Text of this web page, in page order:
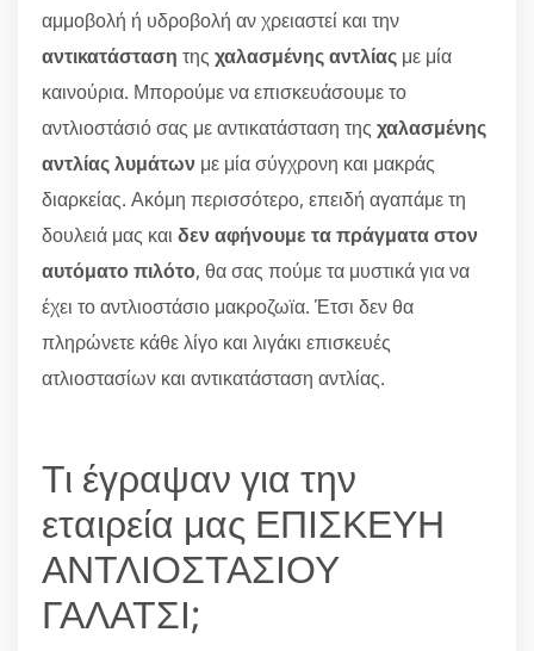
αμμοβολή ή υδροβολή αν χρειαστεί και την
αντικατάσταση της χαλασμένης αντλίας με μία
καινούρια. Μπορούμε να επισκευάσουμε το
αντλιοστάσιό σας με αντικατάσταση της χαλασμένης
αντλίας λυμάτων με μία σύγχρονη και μακράς
διαρκείας. Ακόμη περισσότερο, επειδή αγαπάμε τη
δουλειά μας και δεν αφήνουμε τα πράγματα στον
αυτόματο πιλότο, θα σας πούμε τα μυστικά για να
έχει το αντλιοστάσιο μακροζωϊα. Έτσι δεν θα
πληρώνετε κάθε λίγο και λιγάκι επισκευές
ατλιοστασίων και αντικατάσταση αντλίας.
Τι έγραψαν για την
εταιρεία μας ΕΠΙΣΚΕΥΗ
ΑΝΤΛΙΟΣΤΑΣΙΟΥ
ΓΑΛΑΤΣΙ;